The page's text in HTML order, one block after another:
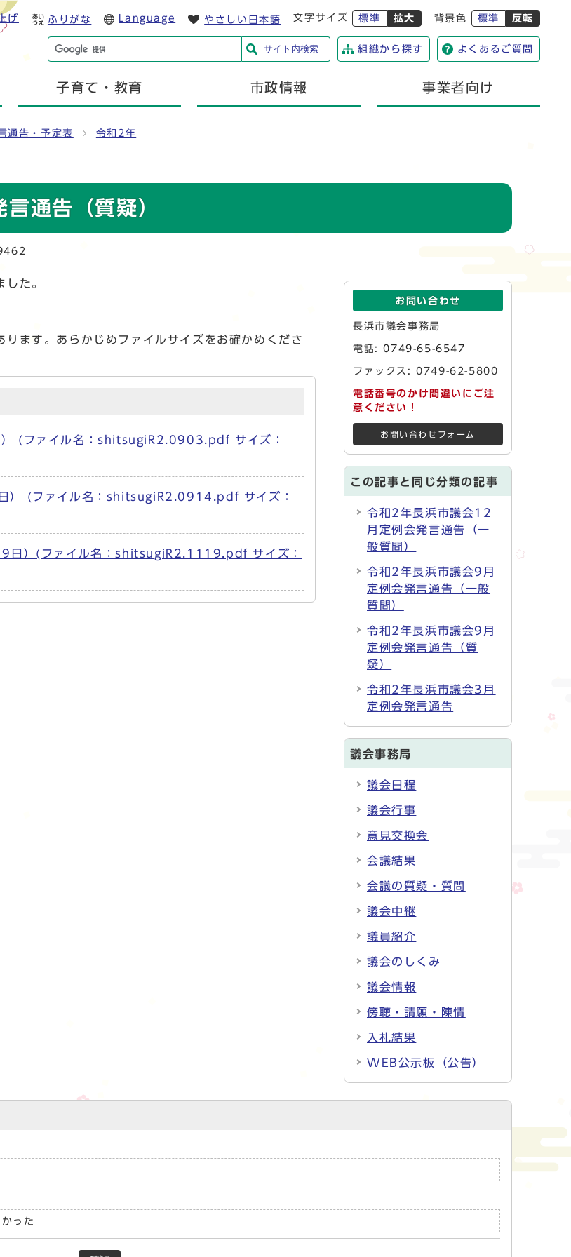
げ ふりがな Language やさしい日本語 文字サイズ 標準 拡大 背景色 標準 反転
サイト内検索 組織から探す よくあるご質問
子育て・教育 市政情報 事業者向け
通告・予定表 令和2年
通告（質疑）
た。
ます。あらかじめファイルサイズをお確かめくださ
） (ファイル名：shitsugiR2.0903.pdf サイズ：
） (ファイル名：shitsugiR2.0914.pdf サイズ：
日）(ファイル名：shitsugiR2.1119.pdf サイズ：
お問い合わせ
長浜市議会事務局
電話:0749-65-6547
ファックス: 0749-62-5800
電話番号のかけ間違いにご注
意ください！
お問い合わせフォーム
この記事と同じ分類の記事
令和2年長浜市議会12
月定例会発言通告（一
般質問）
令和2年長浜市議会9月
定例会発言通告（一般
質問）
令和2年長浜市議会9月
定例会発言通告（質
疑）
令和2年長浜市議会3月
定例会発言通告
議会事務局
議会日程
議会行事
意見交換会
会議結果
会議の質疑・質問
議会中継
議員紹介
議会のしくみ
議会情報
傍聴・請願・陳情
入札結果
WEB公示板（公告）
った